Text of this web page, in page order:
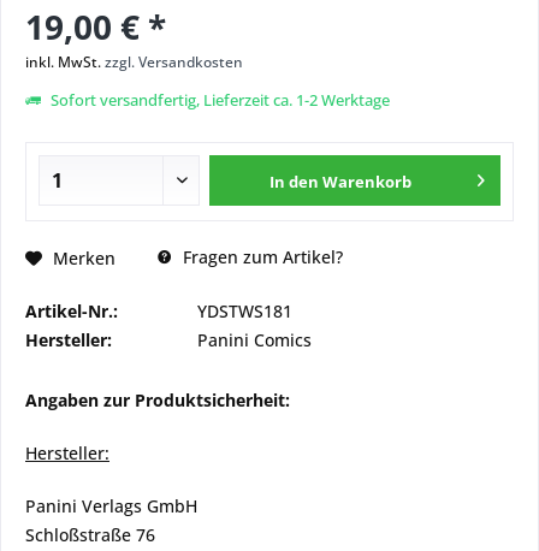
19,00 € *
inkl. MwSt.zzgl. Versandkosten
Sofort versandfertig, Lieferzeit ca. 1-2 Werktage
In den Warenkorb
Merken Fragen zum Artikel?
Artikel-Nr.:
YDSTWS181
Hersteller:
Panini Comics
Angaben zur Produktsicherheit:
Hersteller:
Panini Verlags GmbH
Schloßstraße 76